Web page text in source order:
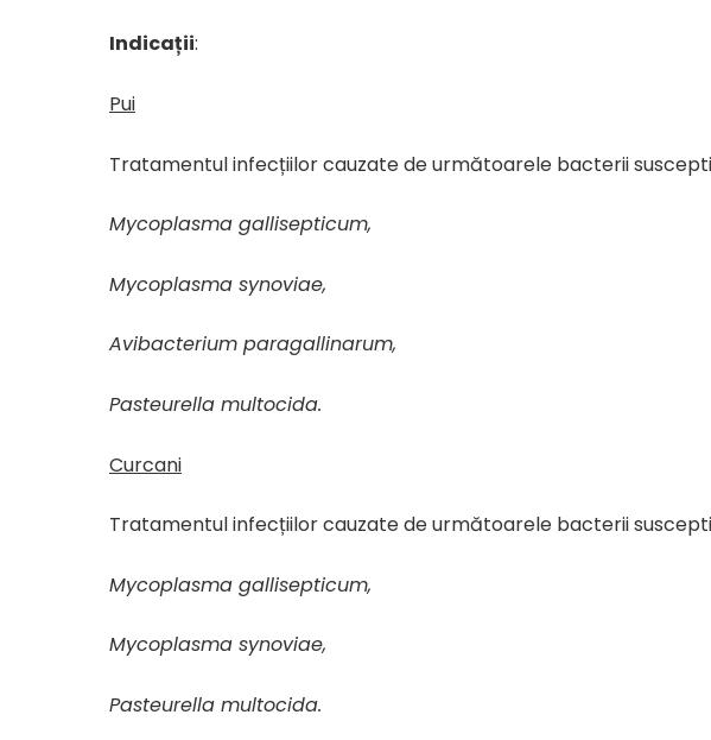
Indicații:
Pui
Tratamentul infecțiilor cauzate de următoarele bacterii
Mycoplasma gallisepticum,
Mycoplasma synoviae,
Avibacterium paragallinarum,
Pasteurella multocida.
Curcani
Tratamentul infecțiilor cauzate de următoarele bacterii
Mycoplasma gallisepticum,
Mycoplasma synoviae,
Pasteurella multocida.